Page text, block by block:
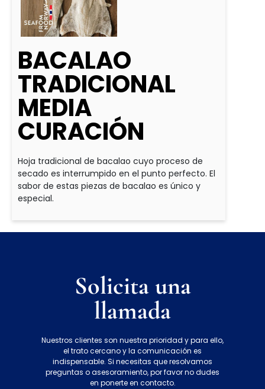
BACALAO
TRADICIONAL
MEDIA
CURACIÓN
Hoja tradicional de bacalao cuyo proceso de
secado es interrumpido en el punto perfecto. El
sabor de estas piezas de bacalao es único y
especial.
Solicita una
llamada
Nuestros clientes son nuestra prioridad y para ello,
el trato cercano y la comunicación es
indispensable. Si necesitas que resolvamos
preguntas o asesoramiento, por favor no dudes
en ponerte en contacto.